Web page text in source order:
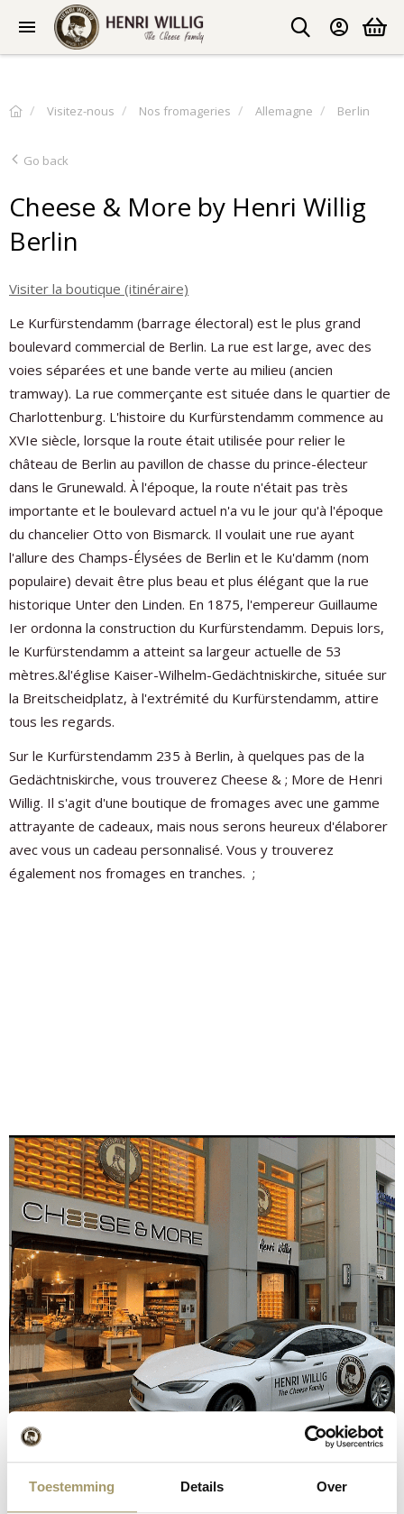
Toestemming Details Over
Visitez-nous Nos fromageries Allemagne Berlin
Go back
Cheese & More by Henri Willig
Berlin
Visiter la boutique (itinéraire)
Le Kurfürstendamm (barrage électoral) est le plus grand
boulevard commercial de Berlin. La rue est large, avec des
voies séparées et une bande verte au milieu (ancien
tramway). La rue commerçante est située dans le quartier de
Charlottenburg. L'histoire du Kurfürstendamm commence au
XVIe siècle, lorsque la route était utilisée pour relier le
château de Berlin au pavillon de chasse du prince-électeur
dans le Grunewald. À l'époque, la route n'était pas très
importante et le boulevard actuel n'a vu le jour qu'à l'époque
du chancelier Otto von Bismarck. Il voulait une rue ayant
l'allure des Champs-Élysées de Berlin et le Ku'damm (nom
populaire) devait être plus beau et plus élégant que la rue
historique Unter den Linden. En 1875, l'empereur Guillaume
Ier ordonna la construction du Kurfürstendamm. Depuis lors,
le Kurfürstendamm a atteint sa largeur actuelle de 53
mètres.&l'église Kaiser-Wilhelm-Gedächtniskirche, située sur
la Breitscheidplatz, à l'extrémité du Kurfürstendamm, attire
tous les regards.
Sur le Kurfürstendamm 235 à Berlin, à quelques pas de la
Gedächtniskirche, vous trouverez Cheese & ; More de Henri
Willig. Il s'agit d'une boutique de fromages avec une gamme
attrayante de cadeaux, mais nous serons heureux d'élaborer
avec vous un cadeau personnalisé. Vous y trouverez
également nos fromages en tranches. ;